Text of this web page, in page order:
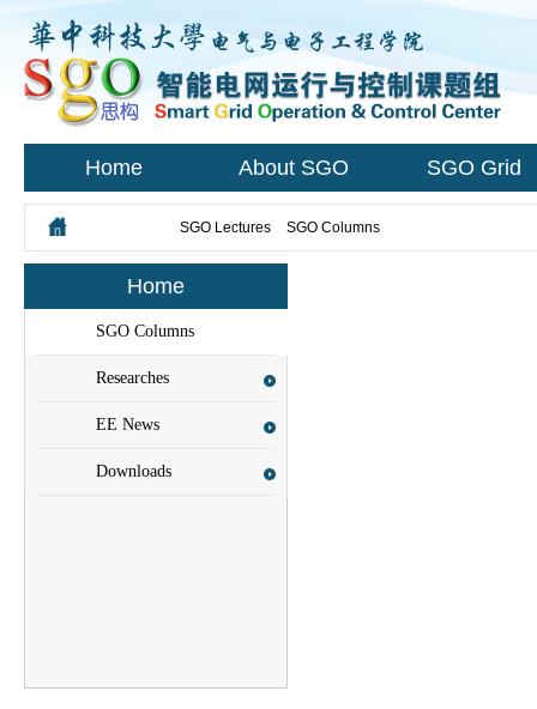
Home About SGO SGO Grid
SGO Lectures SGO Columns
Home
SGO Columns
Researches
EE News
Downloads